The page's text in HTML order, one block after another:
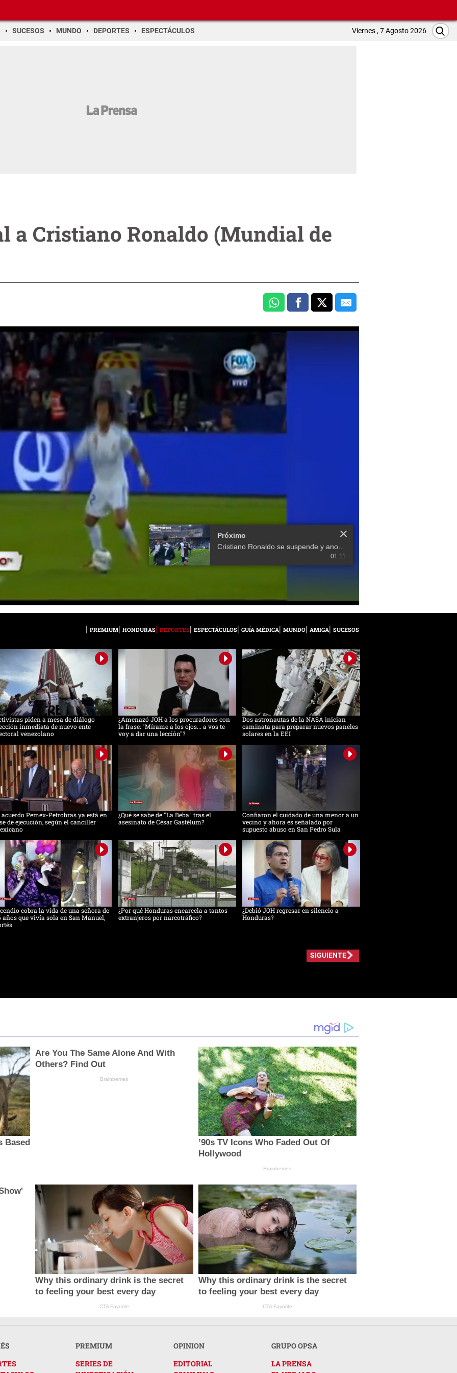
SUCESOS MUNDO DEPORTES ESPECTÁCULOS Viernes , 7 Agosto 2026
a Cristiano Ronaldo (Mundial de
Próximo
Cristiano Ronaldo se suspende y anota brutal golazo de cabeza
01:11
PREMIUM HONDURAS DEPORTES ESPECTÁCULOS GUÍA MÉDICA MUNDO AMIGA SUCESOS
piden a mesa de diálogo
inmediata de nuevo ente
venezolano
¿Amenazó JOH a los procuradores con
la frase: "Mírame a los ojos... a vos te
voy a dar una lección"?
Dos astronautas de la NASA inician
caminata para preparar nuevos paneles
solares en la EEI
acuerdo Pemex-Petrobras ya está en
de ejecución, según el canciller
¿Qué se sabe de "La Beba" tras el
asesinato de César Gastélum?
Confiaron el cuidado de una menor a un
vecino y ahora es señalado por
supuesto abuso en San Pedro Sula
cobra la vida de una señora de
años que vivía sola en San Manuel,
¿Por qué Honduras encarcela a tantos
extranjeros por narcotráfico?
¿Debió JOH regresar en silencio a
Honduras?
SIGUIENTE
Based
Are You The Same Alone And With
Others? Find Out
Brainberries
’90s TV Icons Who Faded Out Of
Hollywood
Brainberries
Why this ordinary drink is the secret
to feeling your best every day
CTA Favorite
Why this ordinary drink is the secret
to feeling your best every day
CTA Favorite
PREMIUM
SERIES DE
OPINION
EDITORIAL
GRUPO OPSA
LA PRENSA